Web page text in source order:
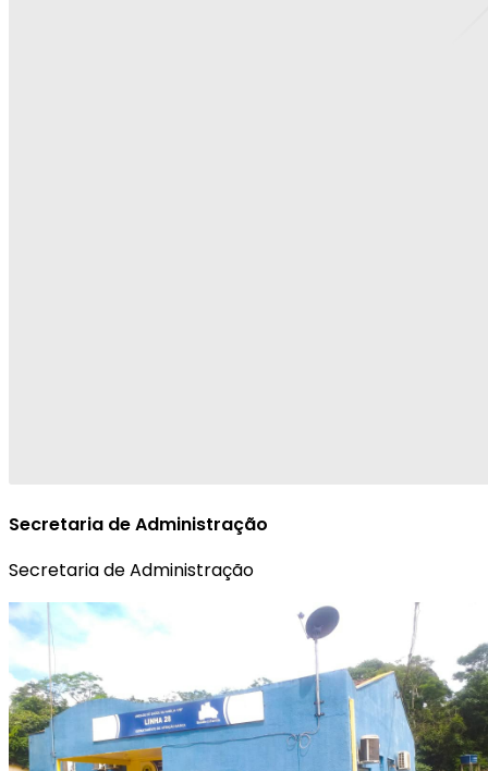
Secretaria de Administração
Secretaria de Administração